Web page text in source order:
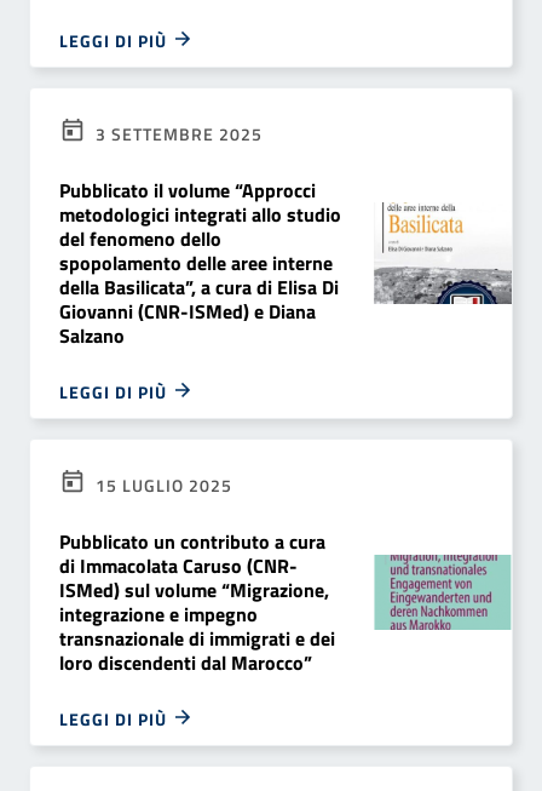
LEGGI DI PIÙ
3 SETTEMBRE 2025
Pubblicato il volume “Approcci
metodologici integrati allo studio
del fenomeno dello
spopolamento delle aree interne
della Basilicata”, a cura di Elisa Di
Giovanni (CNR-ISMed) e Diana
Salzano
LEGGI DI PIÙ
15 LUGLIO 2025
Pubblicato un contributo a cura
di Immacolata Caruso (CNR-
ISMed) sul volume “Migrazione,
integrazione e impegno
transnazionale di immigrati e dei
loro discendenti dal Marocco”
LEGGI DI PIÙ